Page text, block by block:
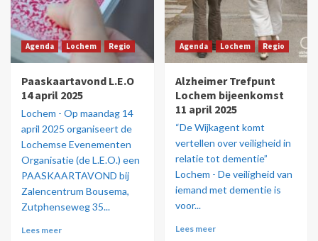
Agenda Lochem Regio
Paaskaartavond L.E.O
14 april 2025
Lochem - Op maandag 14
april 2025 organiseert de
Lochemse Evenementen
Organisatie (de L.E.O.) een
PAASKAARTAVOND bij
Zalencentrum Bousema,
Zutphenseweg 35...
Lees meer
Agenda Lochem Regio
Alzheimer Trefpunt
Lochem bijeenkomst
11 april 2025
“De Wijkagent komt
vertellen over veiligheid in
relatie tot dementie”
Lochem - De veiligheid van
iemand met dementie is
voor...
Lees meer